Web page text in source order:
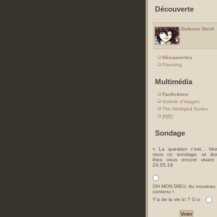
Découverte
Defense Devil
Découvertes
Planning
Multimédia
Fanfictions
Galerie d'images
The Abridged Series
AMV
Sondage
» La question c'est...
vous ce sondage, et
êtes vous encore vivant
24.05.18
OH MON DIEU, du nouveau
contenu !
Y'a de la vie ici ? O.o